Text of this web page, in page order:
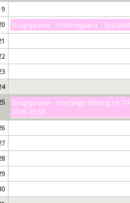
Brugsprøve - Holmegaard -
Brugsprøve - Herfølge (Midtsj.) //
2026 23:59